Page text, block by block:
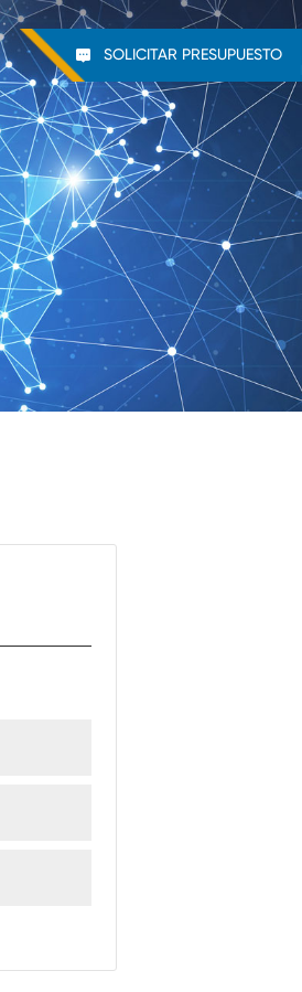
 SOLICITAR PRESUPUESTO